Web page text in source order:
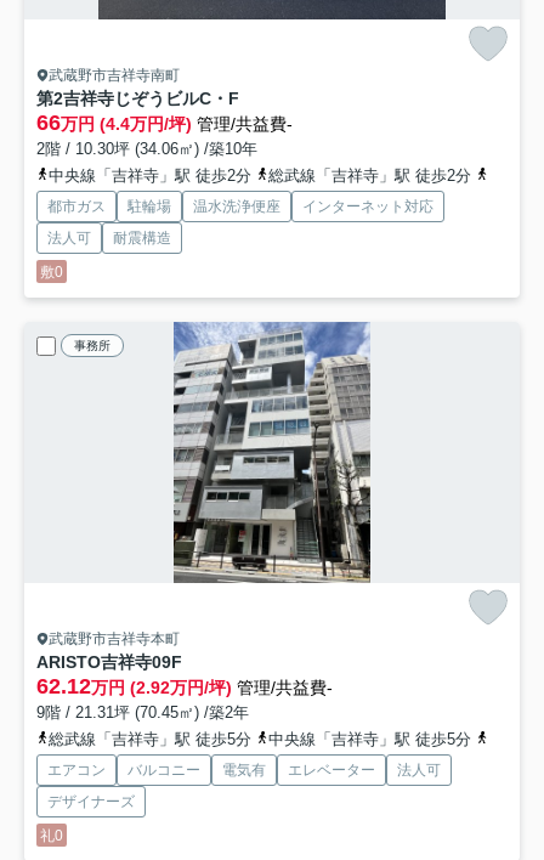
武蔵野市吉祥寺南町
第2吉祥寺じぞうビルC・F
66万円 (4.4万円/坪) 管理/共益費-
2階 / 10.30坪 (34.06㎡) /築10年
中央線「吉祥寺」駅 徒歩2分
総武線「吉祥寺」駅 徒歩2分
都市ガス 駐輪場 温水洗浄便座
インターネット対応
法人可
耐震構造
敷0
事務所
武蔵野市吉祥寺本町
ARISTO吉祥寺09F
62.12万円 (2.92万円/坪) 管理/共益費-
9階 / 21.31坪 (70.45㎡) /築2年
総武線「吉祥寺」駅 徒歩5分
中央線「吉祥寺」駅 徒歩5分
エアコン バルコニー 電気有 エレベーター
法人可
デザイナーズ
礼0